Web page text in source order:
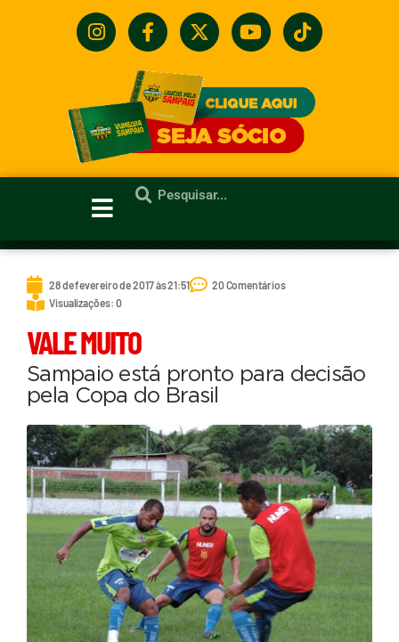
28 de fevereiro de 2017 às 21:51
20 Comentários
Visualizações: 0
VALE MUITO
Sampaio está pronto para decisão
pela Copa do Brasil